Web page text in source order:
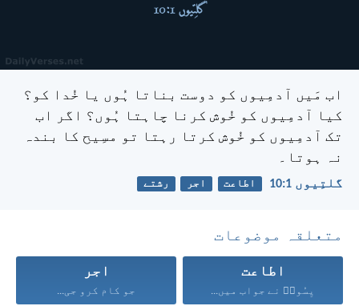
اب مَیں آدمِیوں کو دوست بناتا ہُوں یا خُدا کو؟
کیا آدمِیوں کو خُوش کرنا چاہتا ہُوں؟ اگر اب
تک آدمِیوں کو خُوش کرتا رہتا تو مسِیح کا بندہ
نہ ہوتا۔
گلتِیوں 1:‏10 اطاعت اجر رشتے
متعلقہ موضوعات
اطاعت
یِسُوعؔ نے جواب میں...
اجر
جو کام کرو جی...